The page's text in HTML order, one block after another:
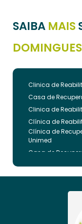
SAIBA MAIS
Clinica de
Casa de
Clinica de
Clínica de
Clínica de
Unimed
Casa de
Clínica de
Clinica de
Internação
Clinica de